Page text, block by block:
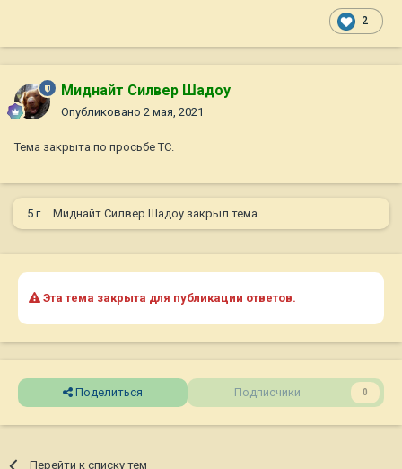
2
Миднайт Силвер Шадоу
Опубликовано 2 мая, 2021
Тема закрыта по просьбе ТС.
5 г. Миднайт Силвер Шадоу закрыл тема
Эта тема закрыта для публикации ответов.
Поделиться Подписчики 0
Перейти к списку тем